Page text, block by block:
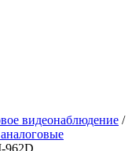
видеонаблюдение /
962D